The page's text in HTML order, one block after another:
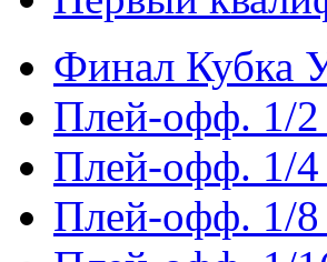
Финал Кубка
Плей-офф. 1/2
Плей-офф. 1/4
Плей-офф. 1/8